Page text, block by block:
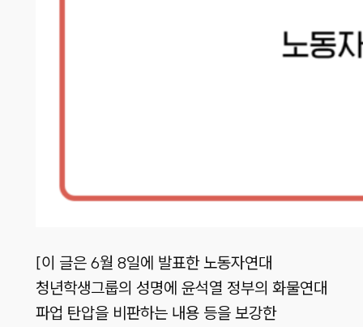
[이 글은 6월 8일에 발표한 노동자연대
청년학생그룹의 성명에 윤석열 정부의 화물연대
파업 탄압을 비판하는 내용 등을 보강한